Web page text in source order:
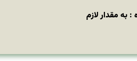
به مقدار لازم